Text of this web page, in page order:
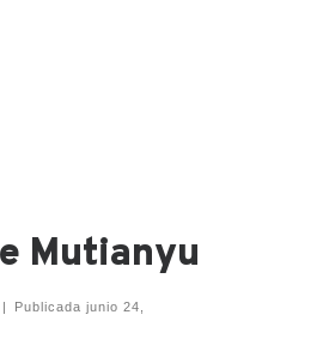
Mutianyu
Publicadajunio 24,